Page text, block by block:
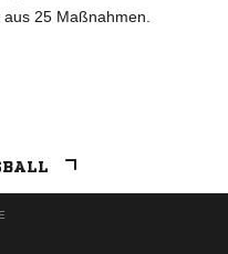
25 Maßnahmen.